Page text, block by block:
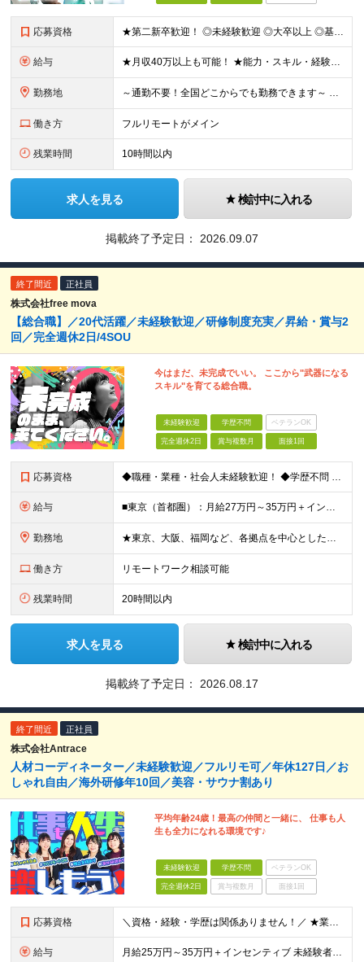
応募資格 ★第二新卒歓迎！ ◎未経験歓迎 ◎大卒以上 ◎基本的なPC操作（メール・Google Workspace等）ができる方 【こんな方を歓迎します】 ◎20代のうちに力をつけたい方 ◎人の人生やキャリア
給与 ★月収40万以上も可能！ ★能力・スキル・経験を考慮した年収額を設定します ★年功序列ではなく、チャレンジを評価して給与に反映！ ■月給20万円～40万円＋決算賞与 ※経験・スキルを考慮のうえ決定し
勤務地 ～通勤不要！全国どこからでも勤務できます～ ■完全在宅勤務のため、業務はご自宅で行っていただきます 【本社】 東京都港区南青山3-8-40 青山センタービル2階 ※変更の範囲：上記を除く当社関連勤
働き方 フルリモートがメイン
残業時間 10時間以内
求人を見る 検討中に入れる
掲載終了予定日： 2026.09.07
終了間近 正社員
株式会社free mova
【総合職】／20代活躍／未経験歓迎／研修制度充実／昇給・賞与2
回／完全週休2日/4SOU
今はまだ、未完成でいい。 ここから"武器になる
スキル"を育てる総合職。
未経験歓迎 学歴不問 ベテランOK
完全週休2日 賞与複数月 面接1回
応募資格 ◆職種・業種・社会人未経験歓迎！ ◆学歴不問 ◆34歳以下の方 ※若年層の長期キャリア形成のため ◎メンバーの99％が未経験入社 ◎人柄・ポテンシャル重視採用 ◎早期から活躍したい方大歓迎 経験や
給与 ■東京（首都圏）：月給27万円～35万円＋インセンティブ ■大阪：月給25万円～35万円＋インセンティブ ■その他地方：月給23万円～35万円＋インセンティブ ※上記の額には下記の固定残業代を含みま
勤務地 ★東京、大阪、福岡など、各拠点を中心とした全国採用 ★仙台、名古屋で積極採用中 ★希望に沿わない転勤なし ★U・Iターン歓迎 ■東京本社 東京都渋谷区道玄坂2-25-12 道玄坂通3階3-1a ■
働き方 リモートワーク相談可能
残業時間 20時間以内
求人を見る 検討中に入れる
掲載終了予定日： 2026.08.17
終了間近 正社員
株式会社Antrace
人材コーディネーター／未経験歓迎／フルリモ可／年休127日／お
しゃれ自由／海外研修年10回／美容・サウナ割あり
平均年齢24歳！最高の仲間と一緒に、 仕事も人
生も全力になれる環境です♪
未経験歓迎 学歴不問 ベテランOK
完全週休2日 賞与複数月 面接1回
応募資格 ＼資格・経験・学歴は関係ありません！／ ★業界・職種未経験歓迎！ ★第二新卒、既卒歓迎！ ★社会人未経験歓迎！ ―――――――――― こんな方におススメ！ ―――――――――― ◎ボードゲーム好き
給与 月給25万円～35万円＋インセンティブ 未経験者：月給25万円～＋インセンティブ 経験者：月給35万円～＋インセンティブ （※経験者は営業経験5年以上の方を想定） ※経験・スキルなどを考慮のうえ、